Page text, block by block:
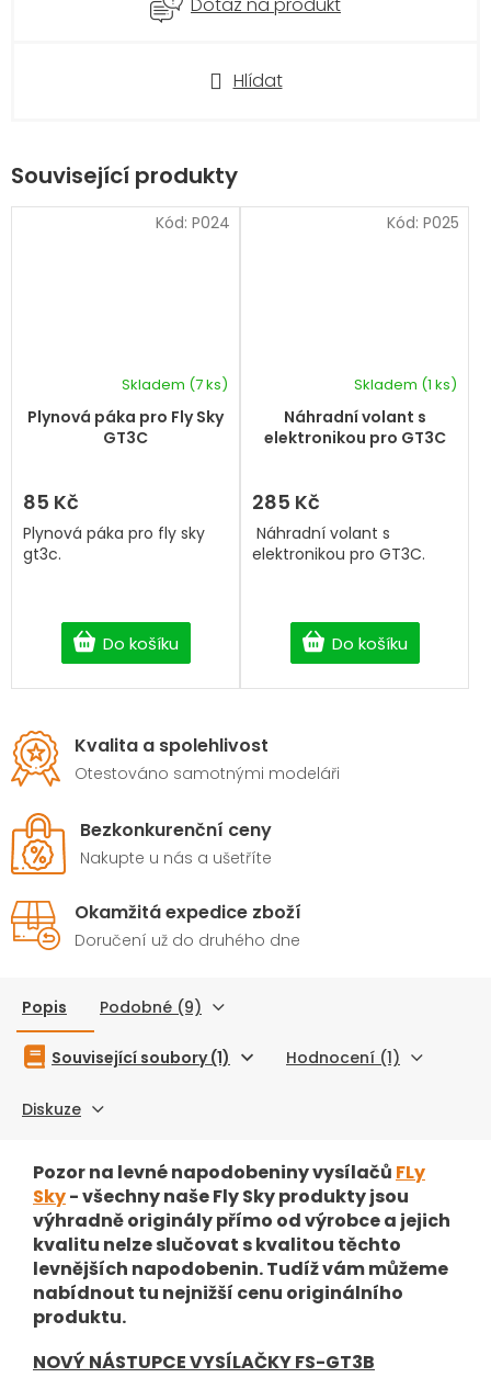
Hlídat
Související produkty
Plynová páka pro Fly Sky
GT3C
Skladem (7 ks)
85 Kč
Do košíku
Plynová páka pro fly sky
gt3c.
Kód: P024
Náhradní volant s
elektronikou pro GT3C
Skladem (1 ks)
285 Kč
Do košíku
Náhradní volant s
elektronikou pro GT3C.
Kód: P025
Kvalita a spolehlivost
Otestováno samotnými modeláři
Bezkonkurenční ceny
Nakupte u nás a ušetříte
Okamžitá expedice zboží
Doručení už do druhého dne
Popis Podobné (9)
Související soubory (1) Hodnocení (1)
Diskuze
Pozor na levné napodobeniny vysílačů FLy
Sky- všechny naše Fly Sky produkty jsou
výhradně originály přímo od výrobce a jejich
kvalitu nelze slučovat s kvalitou těchto
levnějších napodobenin. Tudíž vám můžeme
nabídnout tu nejnižší cenu originálního
produktu.
NOVÝ NÁSTUPCE VYSÍLAČKY FS-GT3B